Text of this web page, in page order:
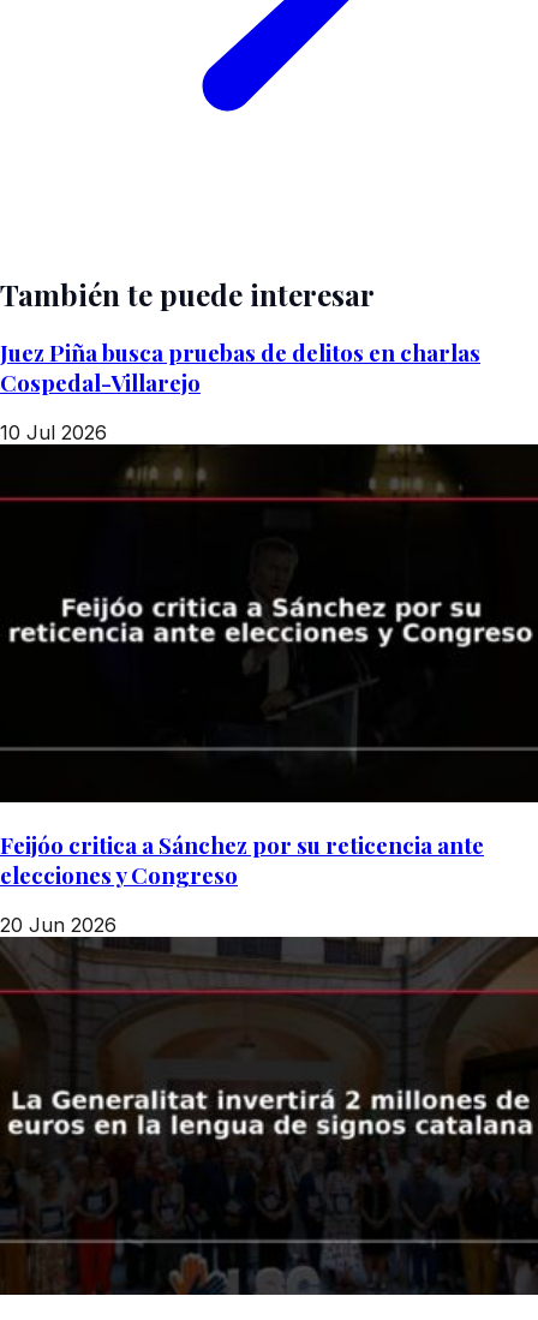
También te puede interesar
Juez Piña busca pruebas de delitos en charlas
Cospedal-Villarejo
10 Jul 2026
Feijóo critica a Sánchez por su reticencia ante
elecciones y Congreso
20 Jun 2026